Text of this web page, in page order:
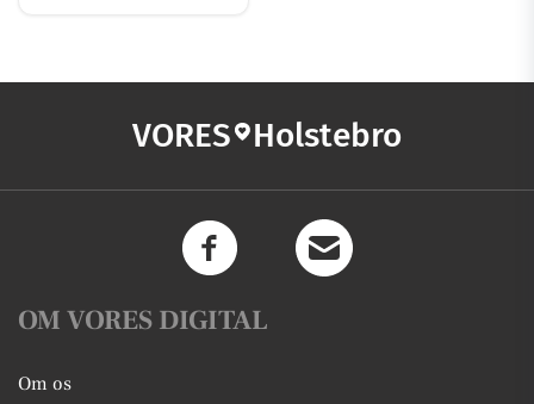
VORES Holstebro
OM VORES DIGITAL
Om os